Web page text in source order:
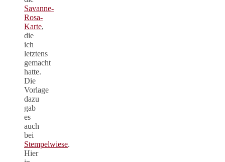
Savanne-
Rosa-
Karte,
die
ich
letztens
gemacht
hatte.
Die
Vorlage
dazu
gab
es
auch
bei
Stempelwiese.
Hier